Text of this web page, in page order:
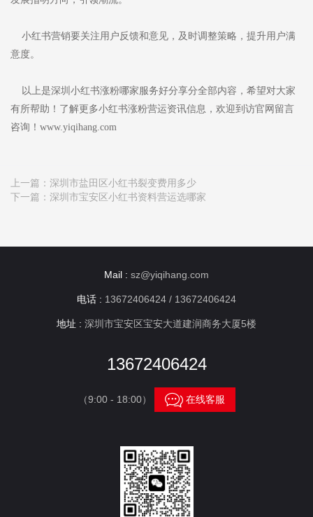
小红书营销要关注用户反馈和意见，及时调整策略，提升用户满
意度。
以上是深圳小红书涨粉哪家服务好分享分全部内容，希望对大家
有所帮助！了解更多小红书涨粉营运资讯信息，欢迎到访官网留言
咨询！www.yiqihang.com
上一篇： 深圳市盐田区小红书裂变费用多少
下一篇： 深圳市宝安区小红书资料营运选哪家
Mail : sz@yiqihang.com
电话 : 13672406424 / 13672406424
地址 : 深圳市宝安区宝安大道建润商务大厦5楼
13672406424
（9:00 - 18:00） 在线客服